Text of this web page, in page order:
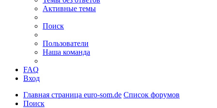
Активные темы
Поиск
Пользователи
Наша команда
FAQ
Вход
Главная страница euro-som.de Список форумов
Поиск